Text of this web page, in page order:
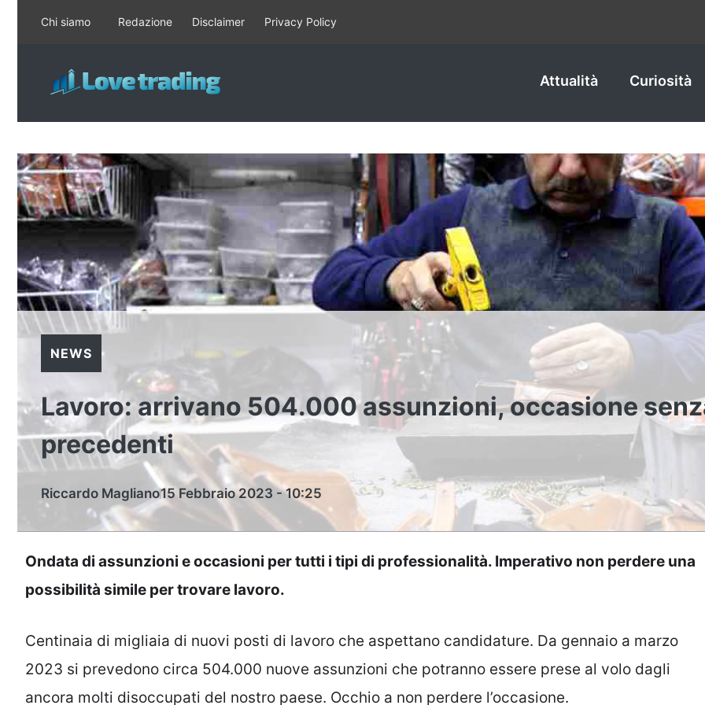
contenuto
Chi siamo Redazione Disclaimer Privacy Policy
Attualità Curiosità
NEWS
Lavoro: arrivano 504.000 assunzioni, occasione
precedenti
Riccardo Magliano15 Febbraio 2023 - 10:25
Ondata di assunzioni e occasioni per tutti i tipi di professionalità. Imperativo non perdere una
possibilità simile per trovare lavoro.
Centinaia di migliaia di nuovi posti di lavoro che aspettano candidature. Da gennaio a marzo
2023 si prevedono circa 504.000 nuove assunzioni che potranno essere prese al volo dagli
ancora molti disoccupati del nostro paese. Occhio a non perdere l’occasione.